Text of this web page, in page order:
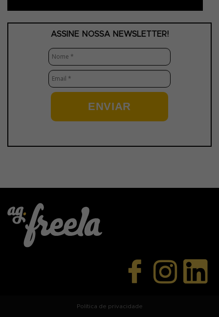
ASSINE NOSSA NEWSLETTER!
ENVIAR
Política de privacidade